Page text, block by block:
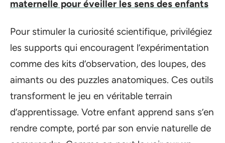
maternelle pour éveiller les sens des enfants
Pour stimuler la curiosité scientifique, privilégiez
les supports qui encouragent l’expérimentation
comme des kits d’observation, des loupes, des
aimants ou des puzzles anatomiques. Ces outils
transforment le jeu en véritable terrain
d’apprentissage. Votre enfant apprend sans s’en
rendre compte, porté par son envie naturelle de